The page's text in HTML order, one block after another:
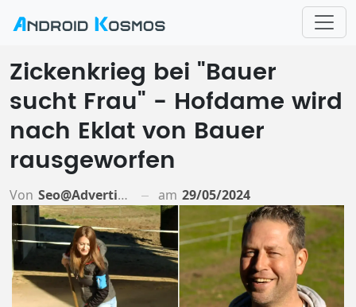
Zickenkrieg bei "Bauer
sucht Frau" - Hofdame wird
nach Eklat von Bauer
rausgeworfen
Von Seo@advertiso.de am 29/05/2024